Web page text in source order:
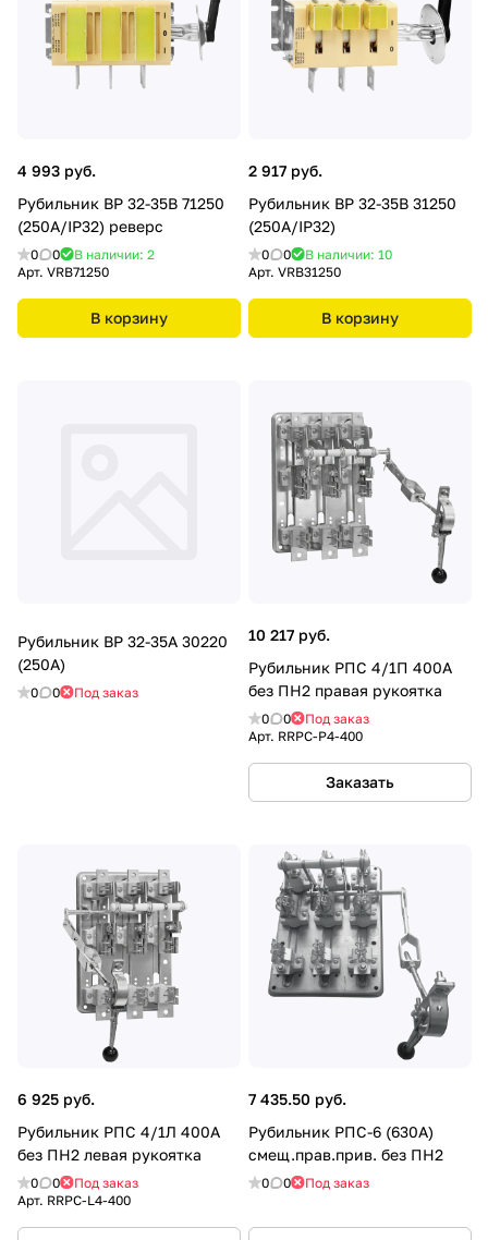
4 993 руб.
Рубильник ВР 32-35В 71250
(250А/IP32) реверс
0 0
В наличии: 2
Арт. VRB71250
В корзину
2 917 руб.
Рубильник ВР 32-35В 31250
(250А/IP32)
0 0
В наличии: 10
Арт. VRB31250
В корзину
Рубильник ВР 32-35А 30220
(250А)
0 0 Под заказ
10 217 руб.
Рубильник РПС 4/1П 400А
без ПН2 правая рукоятка
0 0
Под заказ
Арт. RRPC-P4-400
Заказать
6 925 руб.
Рубильник РПС 4/1Л 400А
без ПН2 левая рукоятка
0 0
Под заказ
Арт. RRPC-L4-400
7 435.50 руб.
Рубильник РПС-6 (630А)
смещ.прав.прив. без ПН2
0 0 Под заказ